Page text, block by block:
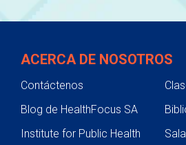
ACERCA DE NOSOTROS
Contáctenos
Blog de HealthFocus SA
Institute for Public Health